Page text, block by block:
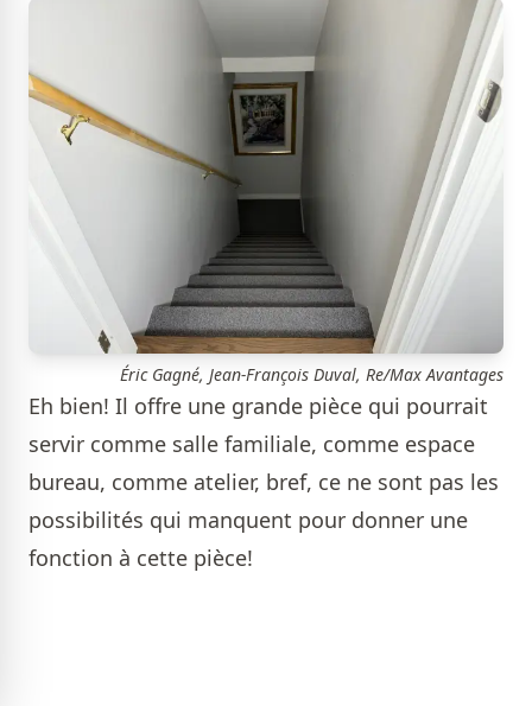
Éric Gagné, Jean-François Duval, Re/Max Avantages
Eh bien! Il offre une grande pièce qui pourrait
servir comme salle familiale, comme espace
bureau, comme atelier, bref, ce ne sont pas les
possibilités qui manquent pour donner une
fonction à cette pièce!